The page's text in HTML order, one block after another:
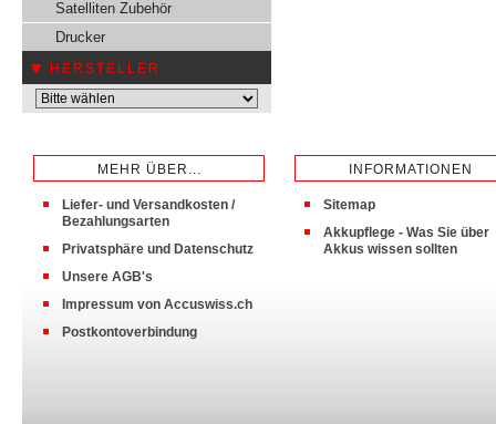
Satelliten Zubehör
Drucker
HERSTELLER
MEHR ÜBER...
Liefer- und Versandkosten /
Bezahlungsarten
Privatsphäre und Datenschutz
Unsere AGB's
Impressum von Accuswiss.ch
Postkontoverbindung
INFORMATIONEN
Sitemap
Akkupflege - Was Sie über
Akkus wissen sollten